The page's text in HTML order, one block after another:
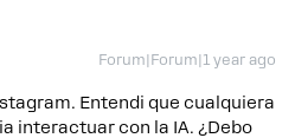
Forum|Forum|1 year ago
Entendi que cualquiera
interactuar con la IA. ¿Debo